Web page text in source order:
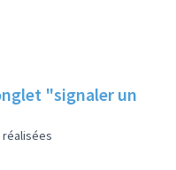
"signaler un